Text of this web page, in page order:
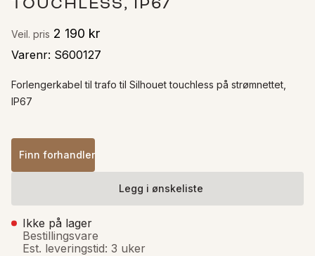
Veil. pris 2 190 kr
Varenr: S600127
Forlengerkabel til trafo til Silhouet touchless på strømnettet,
IP67
Finn forhandler
Legg i ønskeliste
Ikke på lager
Bestillingsvare
Est. leveringstid: 3 uker